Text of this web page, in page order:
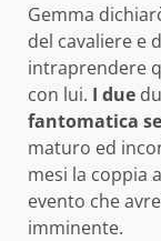
Gemma
del cavaliere e
intraprendere
con lui. I due
fantomatica
maturo ed
mesi la coppia
evento che
imminente.